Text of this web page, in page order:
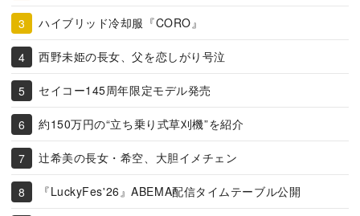
ハイブリッド冷却服『CORO』
西野未姫の長女、父を恋しがり号泣
セイコー145周年限定モデル発売
約150万円の“立ち乗り式草刈機”を紹介
辻希美の長女・希空、大胆イメチェン
『LuckyFes'26』ABEMA配信タイムテーブル公開